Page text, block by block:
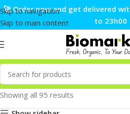
Skip to navigation
Skip to main content
🚀 Order now and get delivered
to 23h00
Showing all 95 results